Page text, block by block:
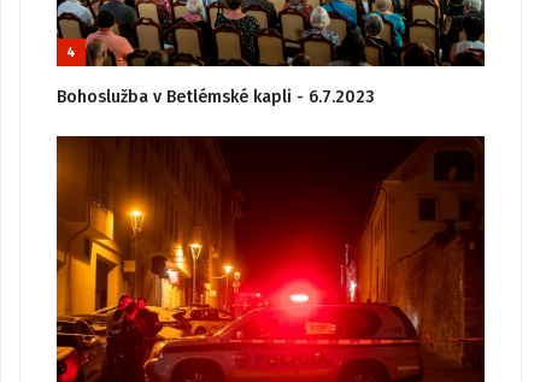
4
Bohoslužba v Betlémské kapli - 6.7.2023